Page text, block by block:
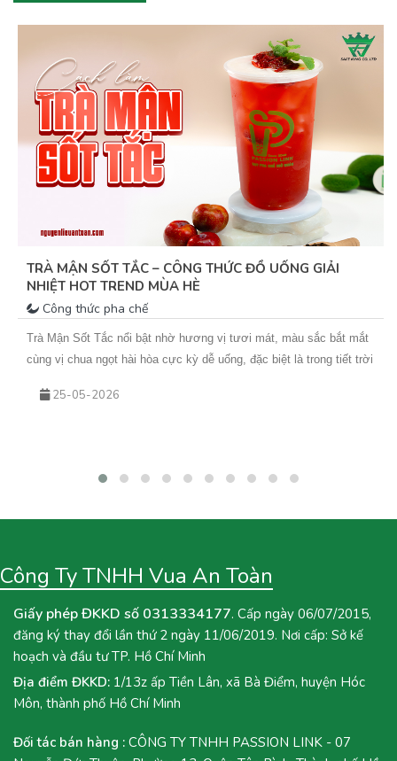
TRÀ MẬN SỐT TẮC – CÔNG THỨC ĐỒ UỐNG GIẢI
NHIỆT HOT TREND MÙA HÈ
Công thức pha chế
Trà Mận Sốt Tắc nổi bật nhờ hương vị tươi mát, màu sắc bắt mắt
cùng vị chua ngọt hài hòa cực kỳ dễ uống, đặc biệt là trong tiết trời
đậm vị và sốt tắc chua thanh giúp món nước này không chỉ giải
Toàn khám phá ngay công thức Trà Mận Sốt Tắc dưới đây nhé!
25-05-2026
Công Ty TNHH Vua An Toàn
Giấy phép ĐKKD số 0313334177. Cấp ngày 06/07/2015,
đăng ký thay đổi lần thứ 2 ngày 11/06/2019. Nơi cấp: Sở kế
hoạch và đầu tư TP. Hồ Chí Minh
Địa điểm ĐKKD: 1/13z ấp Tiền Lân, xã Bà Điểm, huyện Hóc
Môn, thành phố Hồ Chí Minh
Đối tác bán hàng : CÔNG TY TNHH PASSION LINK - 07